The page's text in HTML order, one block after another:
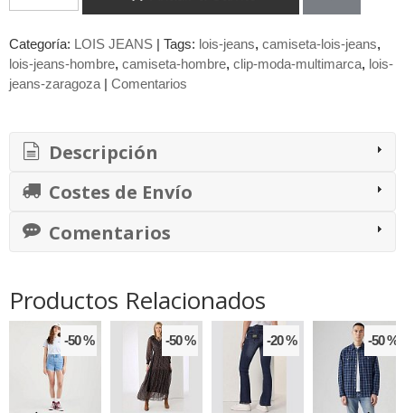
Categoría: LOIS JEANS | Tags: lois-jeans camiseta-lois-jeans
lois-jeans-hombre camiseta-hombre clip-moda-multimarca lois-
jeans-zaragoza | Comentarios
Descripción
Costes de Envío
Comentarios
Productos Relacionados
-50 % -50 % -20 % -50 %